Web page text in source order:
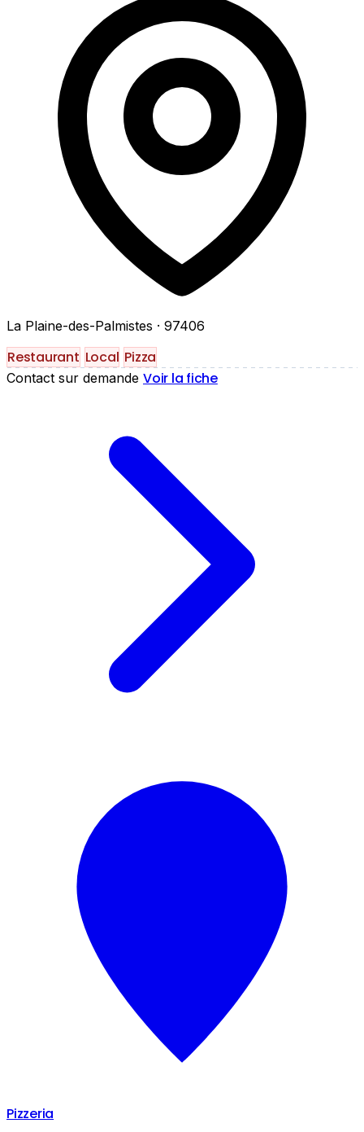
La Plaine-des-Palmistes · 97406
Restaurant Local Pizza
Contact sur demande Voir la fiche
Pizzeria